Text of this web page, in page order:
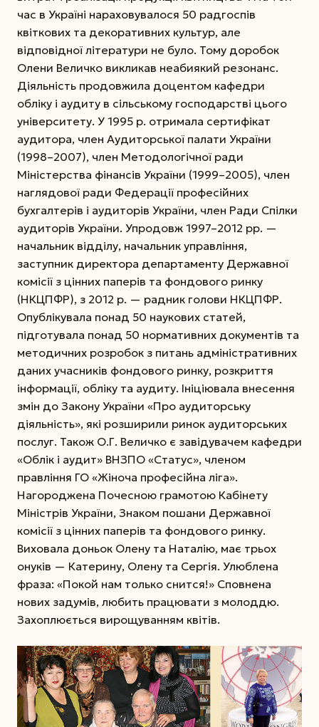
час в Україні нараховувалося 50 радгоспів
квіткових та декоративних культур, але
відповідної літератури не було. Тому доробок
Олени Величко викликав неабиякий резонанс.
Діяльність продовжила доцентом кафедри
обліку і аудиту в сільському господарстві цього
університету. У 1995 р. отримала сертифікат
аудитора, член Аудиторської палати України
(1998–2007), член Методологічної ради
Міністерства фінансів України (1999–2005), член
наглядової ради Федерації професійних
бухгалтерів і аудиторів України, член Ради Спілки
аудиторів України. Упродовж 1997–2012 рр. —
начальник відділу, начальник управління,
заступник директора департаменту Державної
комісії з цінних паперів та фондового ринку
(НКЦПФР), з 2012 р. — радник голови НКЦПФР.
Опублікувала понад 50 наукових статей,
підготувала понад 50 нормативних документів та
методичних розробок з питань адміністративних
даних учасників фондового ринку, розкриття
інформації, обліку та аудиту. Ініціювала внесення
змін до Закону Украї­ни «Про аудиторську
діяльність», які розширили ринок аудиторських
послуг. Також О.Г. Величко є завідувачем кафед­ри
«Облік і аудит» ВНЗПО «Статус», членом
правління ГО «Жіноча професійна ліга».
Нагороджена Почесною грамотою Кабінету
Міністрів України, Знаком пошани Державної
комісії з цінних паперів та фондового ринку.
Виховала доньок Олену та Наталію, має трьох
онуків — Катерину, Олену та Сергія. Улюблена
фраза: «Покой нам только снится!» Сповнена
нових задумів, любить працювати з молоддю.
Захоплюється вирощуванням квітів.